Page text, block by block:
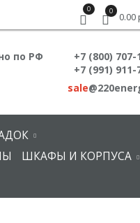
0 0
0.00
по РФ
+7 (800) 707-
(991) 911-
sale
ШКАФЫ И КОРПУСА